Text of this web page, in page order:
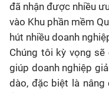
đã nhận được nhiều
vào Khu phần mềm
hút nhiều doanh
Chúng tôi kỳ vọng
giúp doanh nghiệp
dào, đặc biệt là